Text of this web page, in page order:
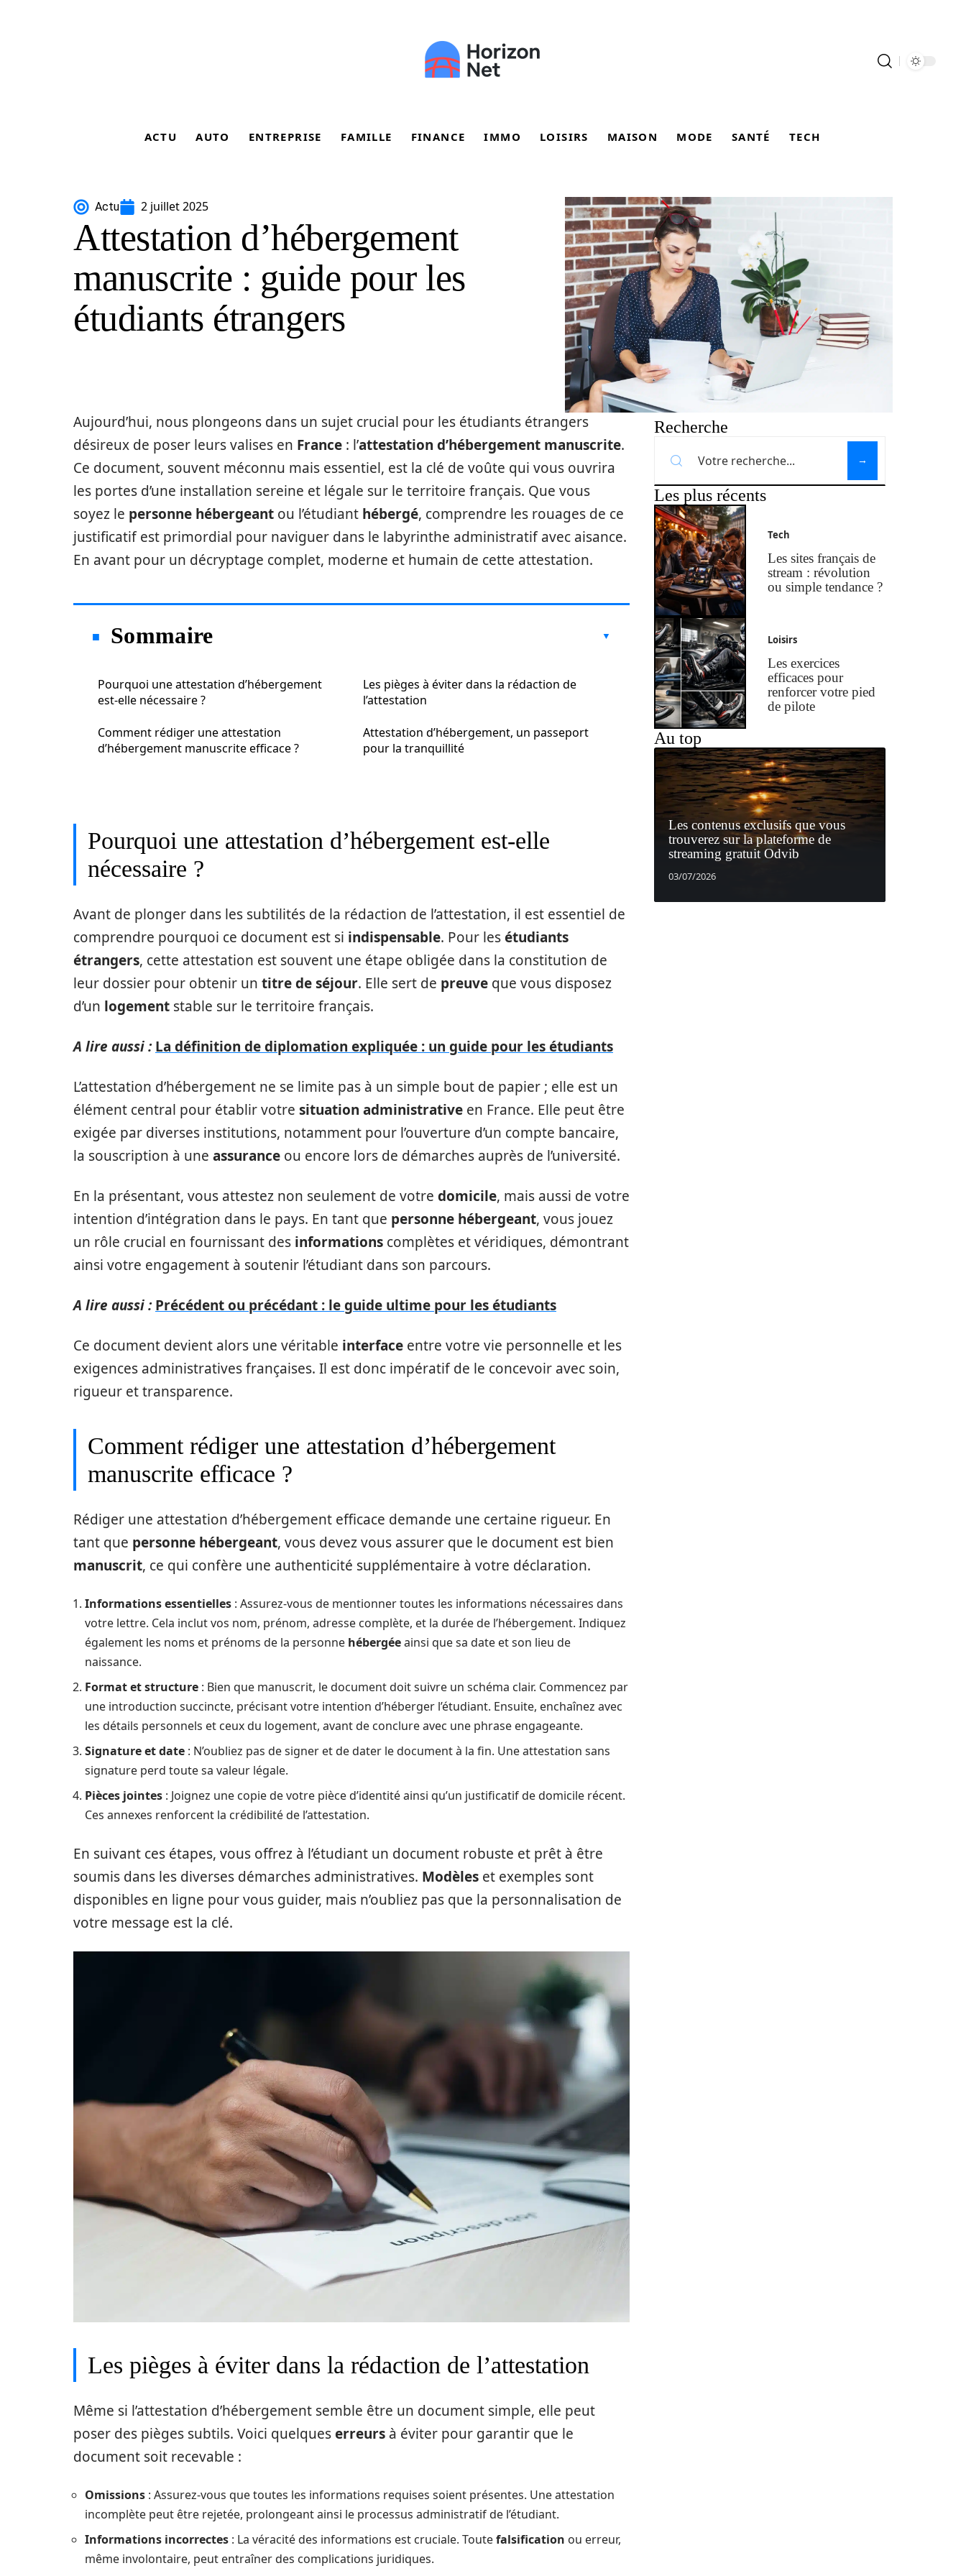
ACTU AUTO ENTREPRISE FAMILLE FINANCE IMMO LOISIRS MAISON MODE SANTÉ TECH
Actu 2 juillet 2025
Attestation d’hébergement
manuscrite : guide pour les
étudiants étrangers
Aujourd’hui, nous plongeons dans un sujet crucial pour les étudiants étrangers
désireux de poser leurs valises en France : l’attestation d’hébergement manuscrite.
Ce document, souvent méconnu mais essentiel, est la clé de voûte qui vous ouvrira
les portes d’une installation sereine et légale sur le territoire français. Que vous
soyez le personne hébergeant ou l’étudiant hébergé, comprendre les rouages de ce
justificatif est primordial pour naviguer dans le labyrinthe administratif avec aisance.
En avant pour un décryptage complet, moderne et humain de cette attestation.
Sommaire
Pourquoi une attestation d’hébergement
est-elle nécessaire ?
Comment rédiger une attestation
d’hébergement manuscrite efficace ?
Les pièges à éviter dans la rédaction de
l’attestation
Attestation d’hébergement, un passeport
pour la tranquillité
Pourquoi une attestation d’hébergement est-elle
nécessaire ?
Avant de plonger dans les subtilités de la rédaction de l’attestation, il est essentiel de
comprendre pourquoi ce document est si indispensable. Pour lesétudiants
étrangers, cette attestation est souvent une étape obligée dans la constitution de
leur dossier pour obtenir un titre de séjour. Elle sert de preuve que vous disposez
d’un logement stable sur le territoire français.
A lire aussi : La définition de diplomation expliquée : un guide pour les étudiants
L’attestation d’hébergement ne se limite pas à un simple bout de papier ; elle est un
élément central pour établir votre situation administrative en France. Elle peut être
exigée par diverses institutions, notamment pour l’ouverture d’un compte bancaire,
la souscription à une assurance ou encore lors de démarches auprès de l’université.
En la présentant, vous attestez non seulement de votre domicile, mais aussi de votre
intention d’intégration dans le pays. En tant que personne hébergeant, vous jouez
un rôle crucial en fournissant des informations complètes et véridiques, démontrant
ainsi votre engagement à soutenir l’étudiant dans son parcours.
A lire aussi : Précédent ou précédant : le guide ultime pour les étudiants
Ce document devient alors une véritable interface entre votre vie personnelle et les
exigences administratives françaises. Il est donc impératif de le concevoir avec soin,
rigueur et transparence.
Comment rédiger une attestation d’hébergement
manuscrite efficace ?
Rédiger une attestation d’hébergement efficace demande une certaine rigueur. En
tant que personne hébergeant, vous devez vous assurer que le document est bien
manuscrit, ce qui confère une authenticité supplémentaire à votre déclaration.
Informations essentielles : Assurez-vous de mentionner toutes les informations nécessaires dans
votre lettre. Cela inclut vos nom, prénom, adresse complète, et la durée de l’hébergement. Indiquez
également les noms et prénoms de la personne hébergéeainsi que sa date et son lieu de
naissance.
Format et structure : Bien que manuscrit, le document doit suivre un schéma clair. Commencez par
une introduction succincte, précisant votre intention d’héberger l’étudiant. Ensuite, enchaînez avec
les détails personnels et ceux du logement, avant de conclure avec une phrase engageante.
Signature et date : N’oubliez pas de signer et de dater le document à la fin. Une attestation sans
signature perd toute sa valeur légale.
Pièces jointes : Joignez une copie de votre pièce d’identité ainsi qu’un justificatif de domicile récent.
Ces annexes renforcent la crédibilité de l’attestation.
En suivant ces étapes, vous offrez à l’étudiant un document robuste et prêt à être
soumis dans les diverses démarches administratives. Modèles et exemples sont
disponibles en ligne pour vous guider, mais n’oubliez pas que la personnalisation de
votre message est la clé.
Les pièges à éviter dans la rédaction de l’attestation
Même si l’attestation d’hébergement semble être un document simple, elle peut
poser des pièges subtils. Voici quelqueserreurs à éviter pour garantir que le
document soit recevable :
Omissions : Assurez-vous que toutes les informations requises soient présentes. Une attestation
incomplète peut être rejetée, prolongeant ainsi le processus administratif de l’étudiant.
Informations incorrectes : La véracité des informations est cruciale. Toutefalsification ou erreur,
même involontaire, peut entraîner des complications juridiques.
Recherche
Les plus récents
Tech
Les sites français de
stream : révolution
ou simple tendance ?
Loisirs
Les exercices
efficaces pour
renforcer votre pied
de pilote
Au top
Les contenus exclusifs que vous
trouverez sur la plateforme de
streaming gratuit Odvib
03/07/2026